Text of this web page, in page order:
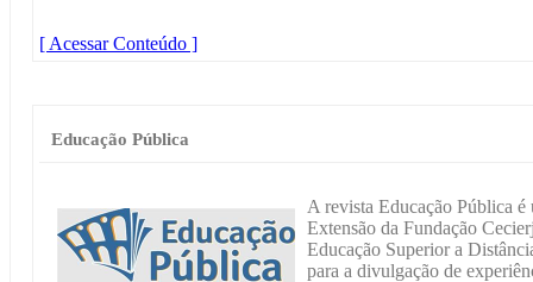
[ Acessar Conteúdo ]
Educação Pública
A revista Educação Pública
Extensão da Fundação
Educação Superior a
para a divulgação de